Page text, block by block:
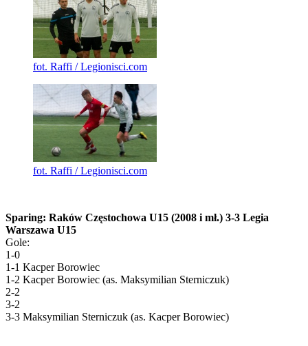
fot. Raffi / Legionisci.com
fot. Raffi / Legionisci.com
Sparing: Raków Częstochowa U15 (2008 i mł.) 3-3 Legia
Warszawa U15
Gole:
1-0
1-1 Kacper Borowiec
1-2 Kacper Borowiec (as. Maksymilian Sterniczuk)
2-2
3-2
3-3 Maksymilian Sterniczuk (as. Kacper Borowiec)